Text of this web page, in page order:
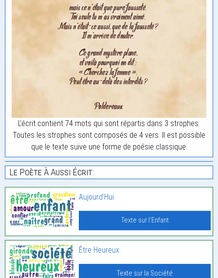
L'écrit contient 74 mots qui sont répartis dans 3 strophes.
Toutes les strophes sont composés de 4 vers. Il est possible
que le texte suive une forme de poésie classique.
Le Poète À Aussi Écrit:
Aujourd’Hui.
Texte sur l'Enfant
Être Heureux.
Texte sur la Société